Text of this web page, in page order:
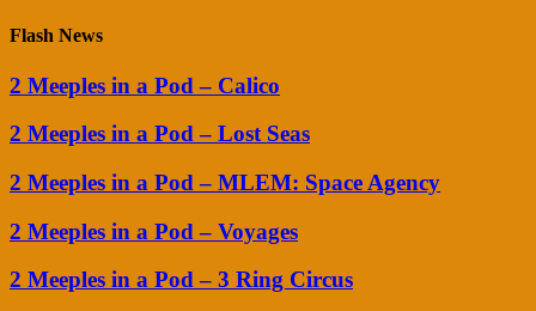
Flash News
2 Meeples in a Pod – Calico
2 Meeples in a Pod – Lost Seas
2 Meeples in a Pod – MLEM: Space Agency
2 Meeples in a Pod – Voyages
2 Meeples in a Pod – 3 Ring Circus